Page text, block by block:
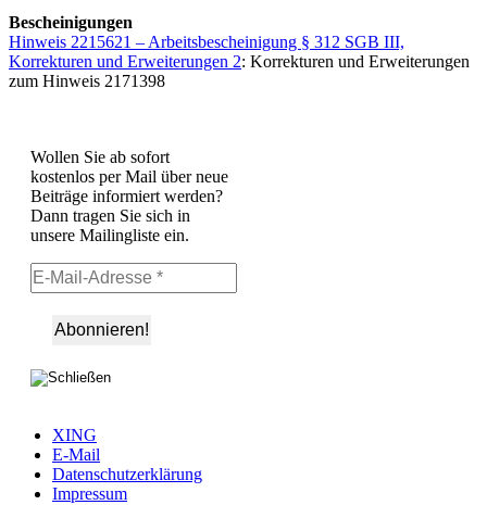
Bescheinigungen
Hinweis 2215621 – Arbeitsbescheinigung § 312 SGB III,
Korrekturen und Erweiterungen 2: Korrekturen und Erweiterungen
zum Hinweis 2171398
Wollen Sie ab sofort
kostenlos per Mail über neue
Beiträge informiert werden?
Dann tragen Sie sich in
unsere Mailingliste ein.
XING
E-Mail
Datenschutzerklärung
Impressum